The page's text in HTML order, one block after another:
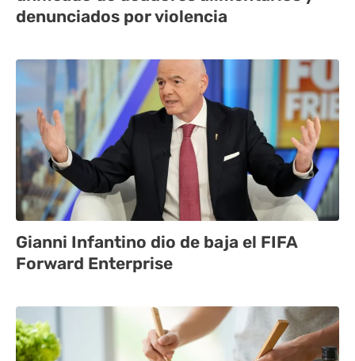
denunciados por violencia
Gianni Infantino dio de baja el FIFA
Forward Enterprise